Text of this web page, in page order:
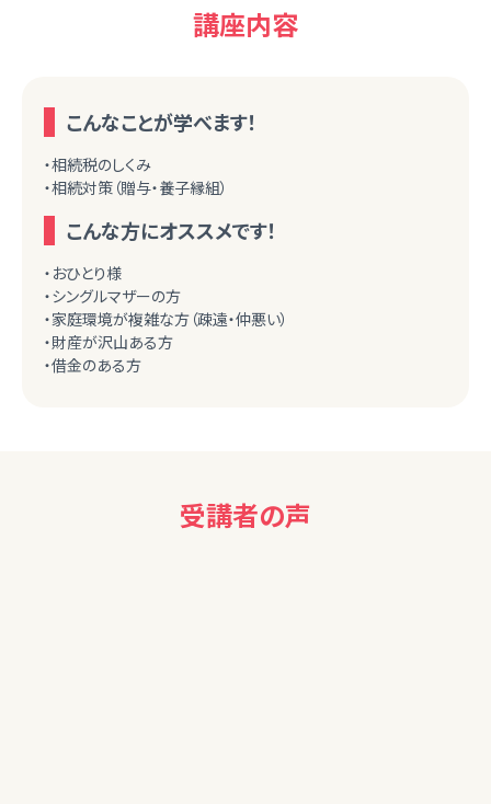
講座内容
こんなことが学べます！
・相続税のしくみ
・相続対策（贈与・養子縁組）
こんな方にオススメです！
・おひとり様
・シングルマザーの方
・家庭環境が複雑な方（疎遠・仲悪い）
・財産が沢山ある方
・借金のある方
受講者の声